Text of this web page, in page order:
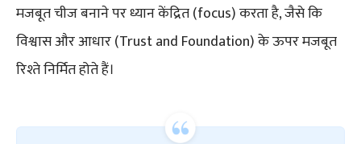
मजबूत चीज बनाने पर ध्यान केंद्रित (focus) करता है, जैसे कि
विश्वास और आधार (Trust and Foundation) के ऊपर मजबूत
रिश्ते निर्मित होते हैं।